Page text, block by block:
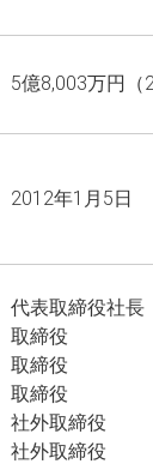
5億8,003万円（
2012年1月5日
代表取締役社長
取締役
取締役
取締役
社外取締役
社外取締役